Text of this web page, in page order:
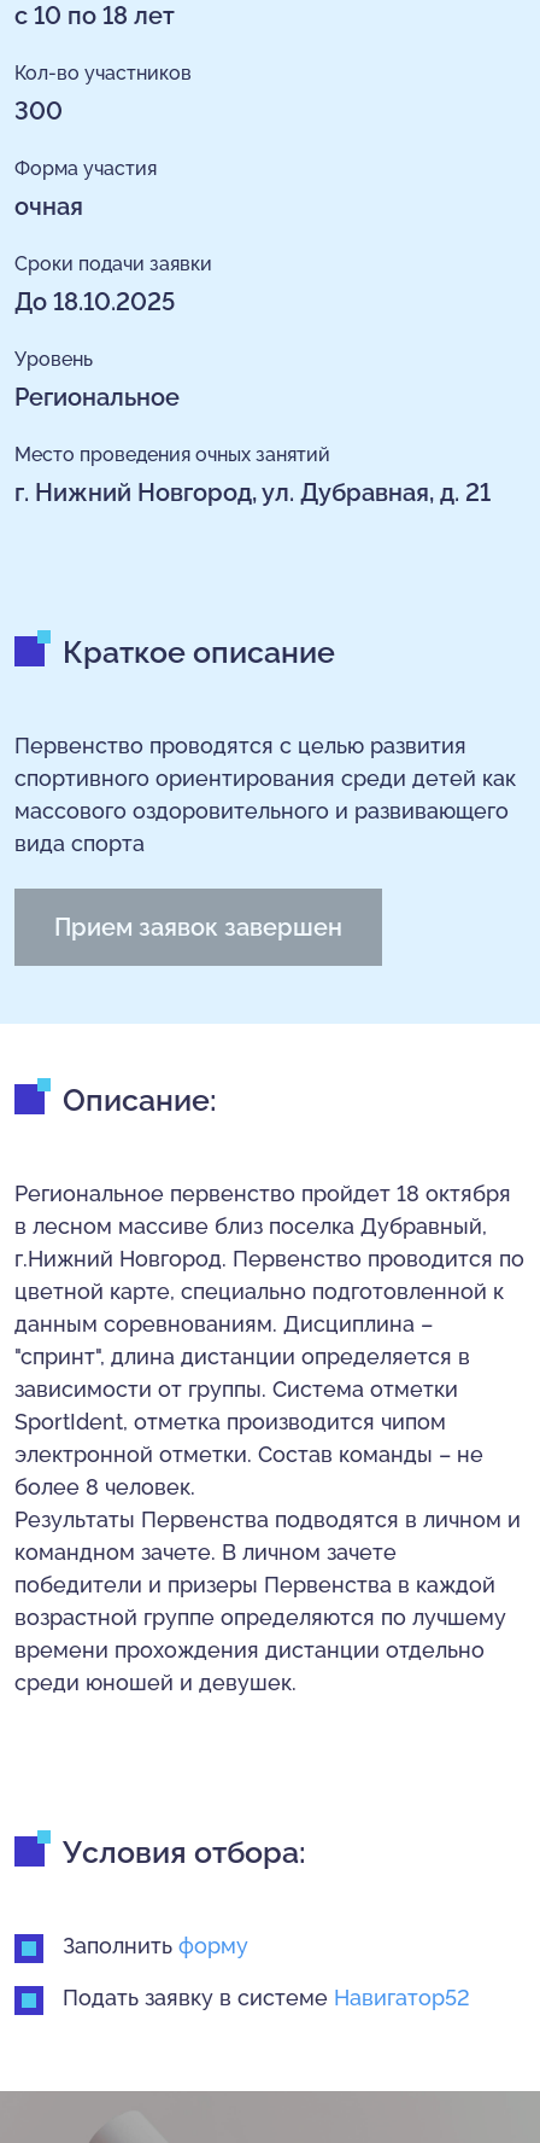
с 10 по 18 лет
Кол-во участников
300
Форма участия
очная
Сроки подачи заявки
До 18.10.2025
Уровень
Региональное
Место проведения очных занятий
г. Нижний Новгород, ул. Дубравная, д. 21
Краткое описание
Первенство проводятся с целью развития
спортивного ориентирования среди детей как
массового оздоровительного и развивающего
вида спорта
Прием заявок завершен
Описание:
Региональное первенство пройдет 18 октября
в лесном массиве близ поселка Дубравный,
г.Нижний Новгород. Первенство проводится по
цветной карте, специально подготовленной к
данным соревнованиям. Дисциплина –
"спринт", длина дистанции определяется в
зависимости от группы. Система отметки
SportIdent, отметка производится чипом
электронной отметки. Состав команды – не
более 8 человек.
Результаты Первенства подводятся в личном и
командном зачете. В личном зачете
победители и призеры Первенства в каждой
возрастной группе определяются по лучшему
времени прохождения дистанции отдельно
среди юношей и девушек.
Условия отбора:
Заполнить форму
Подать заявку в системе Навигатор52